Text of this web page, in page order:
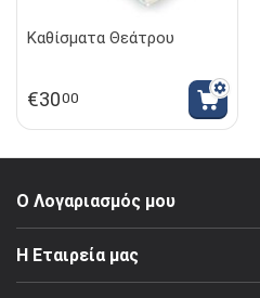
Καθίσματα Θεάτρου
€3000
Ο Λογαριασμός μου
Η Εταιρεία μας